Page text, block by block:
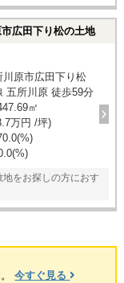
広田下り松の土地
川原市広田下り松
五所川原 徒歩59分
㎡
万円 /坪)
をお探しの方におす
。今すぐ見る